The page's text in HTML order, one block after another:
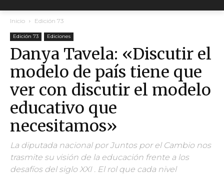
Inicio Edición 73
Edición 73 Ediciones
Danya Tavela: «Discutir el
modelo de país tiene que
ver con discutir el modelo
educativo que
necesitamos»
La diputada nacional por Juntos por el Cambio nos
trasmite su visión de la educación frente a los
desafíos del siglo XXI . El rol que cada nivel